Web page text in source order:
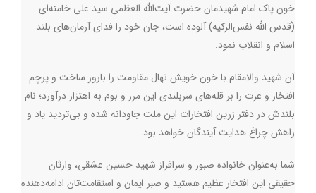
خون پاک امام شهیدمان حضرت‌ آیت‌الله‌ العظمی سید علی خامنه‌ای
(قدس الله نفس‌الزکیه) آلوده است، جان خود را فدای آرمان‌های بلند
اسلام و انقلاب نمود.
آن شهید والامقام با خون خویش نهال مقاومت را بارور ساخت و پرچم
افتخار و عزت را بر قله‌های سربلندی این مرز و بوم به اهتزاز درآورد؛ نام
بلندش در دفتر زرین افتخارات این ملت جاودانه شده و بی‌تردید یاد و
راهش چراغ هدایت آیندگان خواهد بود.
شما به‌عنوان خانواده صبور و سرافراز شهید حسین عشقی، وارثان
حقیقی این افتخار عظیم هستید و صبر ایمان و استقامت‌تان ادامه‌دهنده